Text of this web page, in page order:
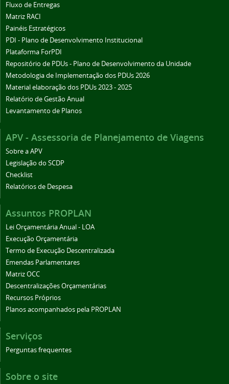
Fluxo de Entregas
Matriz RACI
Painéis Estratégicos
PDI - Plano de Desenvolvimento Institucional
Plataforma ForPDI
Repositório de PDUs - Plano de Desenvolvimento da Unidade
Metodologia de Implementação dos PDUs 2026
Material elaboração dos PDUs 2023 - 2025
Relatório de Gestão Anual
Levantamento de Planos
APV - Assessoria de Planejamento de Viagens
Sobre a APV
Legislação do SCDP
Checklist
Relatórios de Despesa
Assuntos PROPLAN
Lei Orçamentária Anual - LOA
Execução Orçamentária
Termo de Execução Descentralizada
Emendas Parlamentares
Matriz OCC
Descentralizações Orçamentárias
Recursos Próprios
Planos acompanhados pela PROPLAN
Serviços
Perguntas frequentes
Sobre o site